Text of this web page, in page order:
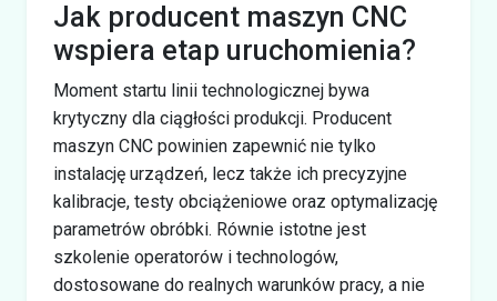
Jak producent maszyn CNC
wspiera etap uruchomienia?
Moment startu linii technologicznej bywa
krytyczny dla ciągłości produkcji. Producent
maszyn CNC powinien zapewnić nie tylko
instalację urządzeń, lecz także ich precyzyjne
kalibracje, testy obciążeniowe oraz optymalizację
parametrów obróbki. Równie istotne jest
szkolenie operatorów i technologów,
dostosowane do realnych warunków pracy, a nie